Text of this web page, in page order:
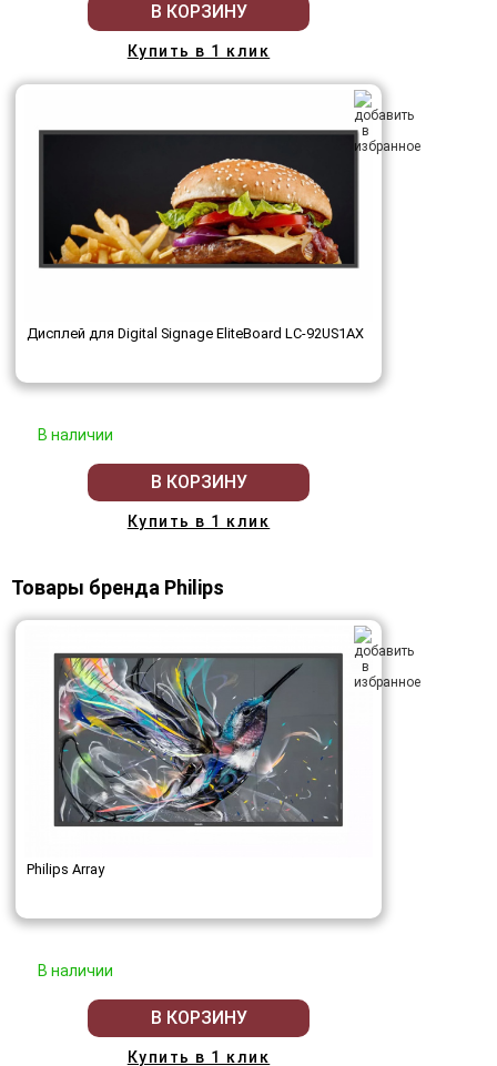
В КОРЗИНУ
Купить в 1 клик
Дисплей для Digital Signage EliteBoard LC-92US1AX
В наличии
В КОРЗИНУ
Купить в 1 клик
Товары бренда Philips
Philips Array
В наличии
В КОРЗИНУ
Купить в 1 клик